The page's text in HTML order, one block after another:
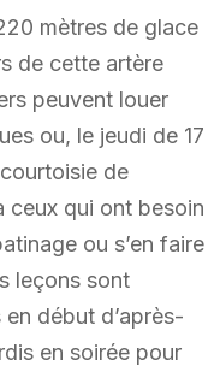
mètres de glace
de cette artère
peuvent louer
ou, le jeudi de 17
de
ceux qui ont besoin
ou s’en faire
leçons sont
début d’après-
en soirée pour